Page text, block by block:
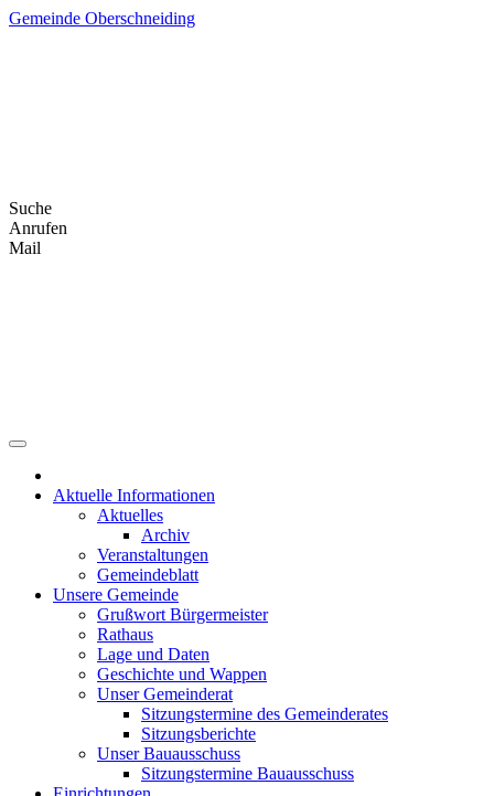
Skip
Gemeinde Oberschneiding
Suche
Anrufen
Mail
Aktuelle Informationen
Aktuelles
Archiv
Veranstaltungen
Gemeindeblatt
Unsere Gemeinde
Grußwort Bürgermeister
Rathaus
Lage und Daten
Geschichte und Wappen
Unser Gemeinderat
Sitzungstermine des Gemeinderates
Sitzungsberichte
Unser Bauausschuss
Sitzungstermine Bauausschuss